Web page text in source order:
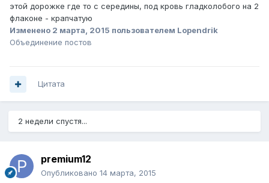
этой дорожке где то с середины, под кровь гладколобого на 2
флаконе - крапчатую
Изменено 2 марта, 2015 пользователем Lopendrik
Объединение постов
Цитата
2 недели спустя...
premium12
Опубликовано 14 марта, 2015